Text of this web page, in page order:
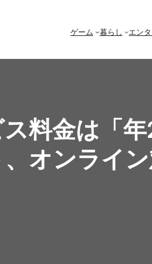
ゲーム 暮らし エン
料金は「
オンライ